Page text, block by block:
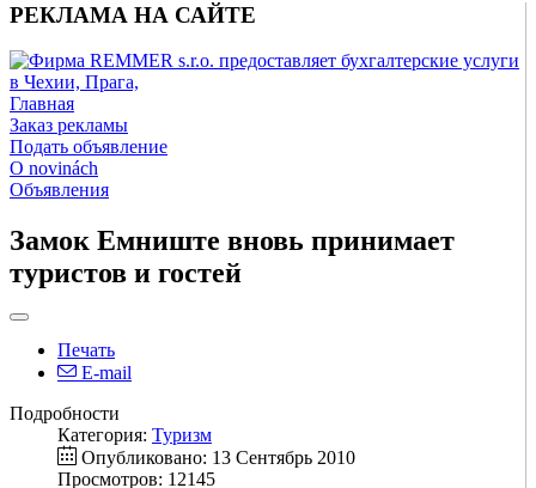
РЕКЛАМА НА САЙТЕ
Главная
Заказ рекламы
Подать объявление
O novinách
Объявления
Замок Емниште вновь принимает
туристов и гостей
Печать
E-mail
Подробности
Категория: Туризм
Опубликовано: 13 Сентябрь 2010
Просмотров: 12145